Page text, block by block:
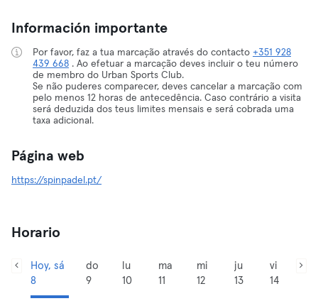
Información importante
Por favor, faz a tua marcação através do contacto +351 928
439 668 . Ao efetuar a marcação deves incluir o teu número
de membro do Urban Sports Club.
Se não puderes comparecer, deves cancelar a marcação com
pelo menos 12 horas de antecedência. Caso contrário a visita
será deduzida dos teus limites mensais e será cobrada uma
taxa adicional.
Página web
https://spinpadel.pt/
Horario
Hoy, sá
8
do
9
lu
10
ma
11
mi
12
ju
13
vi
14